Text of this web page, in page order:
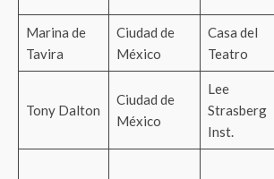
Marina de
Tavira
Ciudad de
México
Casa del
Teatro
Tony Dalton
Ciudad de
México
Lee
Strasberg
Inst.